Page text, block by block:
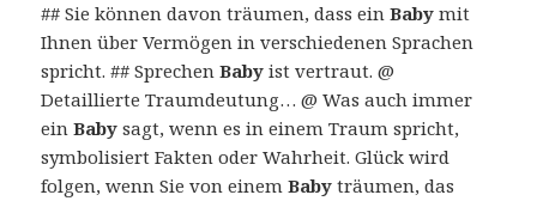
## Sie können davon träumen, dass einBaby mit
Ihnen über Vermögen in verschiedenen Sprachen
spricht. ## SprechenBaby ist vertraut. @
Detaillierte Traumdeutung… @ Was auch immer
einBaby sagt, wenn es in einem Traum spricht,
symbolisiert Fakten oder Wahrheit. Glück wird
folgen, wenn Sie von einemBaby träumen, das